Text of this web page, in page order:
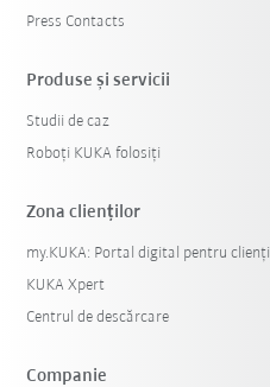
Press Contacts
Produse şi servicii
Studii de caz
Roboți KUKA folosiți
Zona clienților
my.KUKA: Portal digital pentru clienți
KUKA Xpert
Centrul de descărcare
Companie